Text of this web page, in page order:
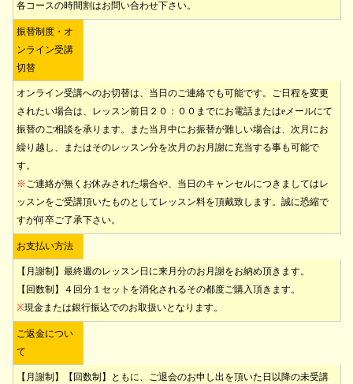
各コースの時間割はお問い合わせ下さい。
振替制度・オ
ンライン受講
切替
オンライン受講へのお切替は、当日のご連絡でも可能です。ご日程を変更
されたい場合は、レッスン前日２０：００までにお電話またはeメールにて
振替のご相談を承ります。また当月中にお振替が難しい場合は、次月にお
繰り越し、またはそのレッスン分を次月のお月謝に充当する事も可能で
す。
※ご連絡が無くお休みされた場合や、当日のキャンセルにつきましてはレ
ッスンをご受講頂いたものとしてレッスン料を頂戴致します。誠に恐縮で
すが何卒ご了承下さい。
お支払い方法
【月謝制】最終週のレッスン日に来月分のお月謝をお納め頂きます。
【回数制】４回分１セットを消化されるその都度ご購入頂きます。
※現金または銀行振込でのお取扱いとなります。
ご返金につい
て
【月謝制】【回数制】ともに、ご退会のお申し出を頂いた日以降の未受講